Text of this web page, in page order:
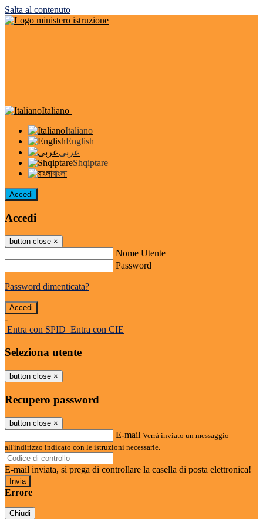
Salta al contenuto
Italiano
Italiano
English
عربى
Shqiptare
বাংলা
Accedi
Accedi
button close ×
Nome Utente
Password
Password dimenticata?
-
Entra con SPID Entra con CIE
Seleziona utente
button close ×
Recupero password
button close ×
E-mail Verrà inviato un messaggio
all'indirizzo indicato con le istruzioni necessarie.
E-mail inviata, si prega di controllare la casella di posta elettronica!
Errore
Chiudi